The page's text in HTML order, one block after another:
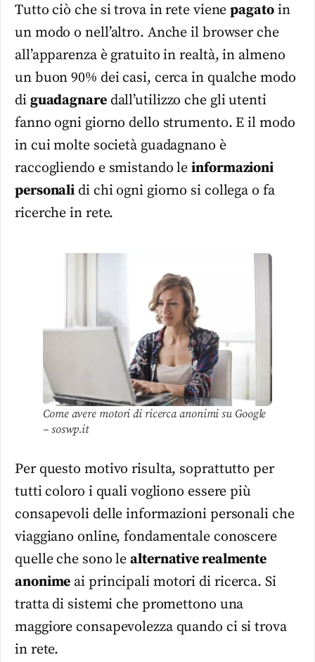
Tutto ciò che si trova in rete vienepagatoin
un modo o nell’altro. Anche il browser che
all’apparenza è gratuito in realtà, in almeno
un buon 90% dei casi, cerca in qualche modo
di guadagnaredall’utilizzo che gli utenti
fanno ogni giorno dello strumento. E il modo
in cui molte società guadagnano è
raccogliendo e smistando leinformazioni
personali di chi ogni giorno si collega o fa
ricerche in rete.
Come avere motori di ricerca anonimi su Google
– soswp.it
Per questo motivo risulta, soprattutto per
tutti coloro i quali vogliono essere più
consapevoli delle informazioni personali che
viaggiano online, fondamentale conoscere
quelle che sono lealternative realmente
anonime ai principali motori di ricerca. Si
tratta di sistemi che promettono una
maggiore consapevolezza quando ci si trova
in rete.